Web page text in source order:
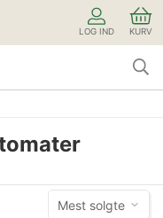
LOG IND KURV
Mest solgte